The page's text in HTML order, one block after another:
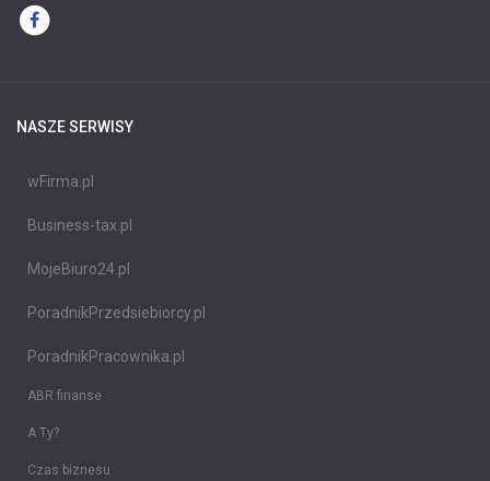
NASZE SERWISY
wFirma.pl
Business-tax.pl
MojeBiuro24.pl
PoradnikPrzedsiebiorcy.pl
PoradnikPracownika.pl
ABR finanse
A Ty?
Czas biznesu